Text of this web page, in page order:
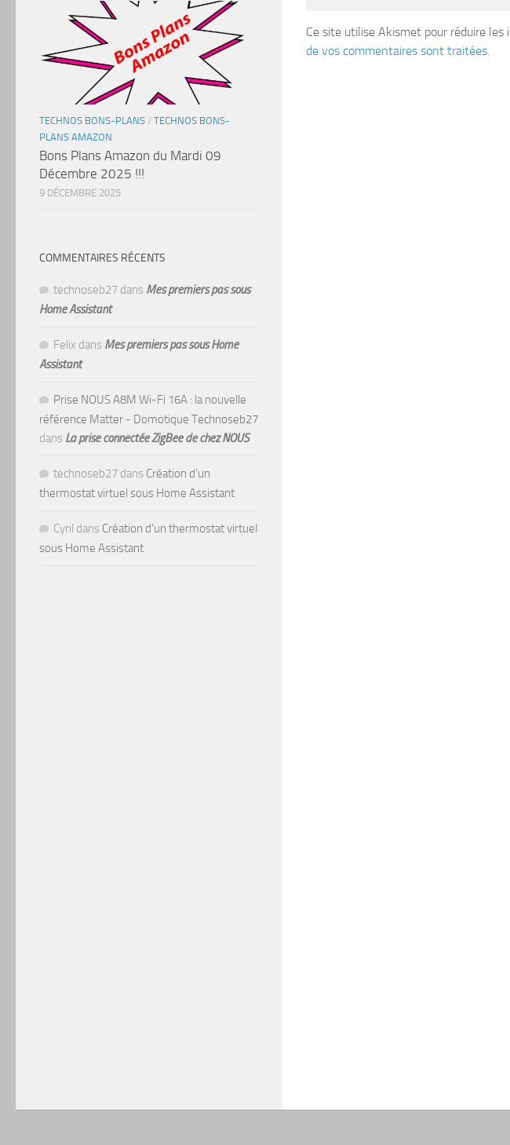
Ce site utilise Akismet pour réduire les
de vos commentaires sont traitées
TECHNOS BONS-PLANS / TECHNOS BONS-
PLANS AMAZON
Bons Plans Amazon du Mardi 09
Décembre 2025 !!!
9 DÉCEMBRE 2025
COMMENTAIRES RÉCENTS
technoseb27 dans Mes premiers pas sous
Home Assistant
Felix dans Mes premiers pas sous Home
Assistant
Prise NOUS A8M Wi-Fi 16A : la nouvelle
référence Matter - Domotique Technoseb27
dans La prise connectée ZigBee de chez NOUS
technoseb27 dans Création d’un
thermostat virtuel sous Home Assistant
Cyril dans Création d’un thermostat virtuel
sous Home Assistant